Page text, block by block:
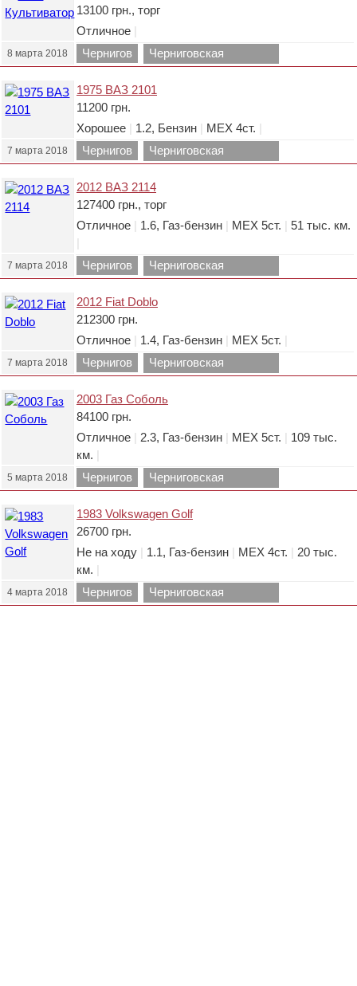
13100 грн., торг
Отличное
8 марта 2018 Чернигов
Черниговская
область.
1975 ВАЗ 2101
11200 грн.
Хорошее
1.2, Бензин МЕХ 4ст.
7 марта 2018 Чернигов
Черниговская
область.
2012 ВАЗ 2114
127400 грн., торг
Отличное
1.6, Газ-бензин МЕХ 5ст.
51 тыс. км.
7 марта 2018 Чернигов
Черниговская
область.
2012 Fiat Doblo
212300 грн.
Отличное
1.4, Газ-бензин МЕХ 5ст.
7 марта 2018 Чернигов
Черниговская
область.
2003 Газ Соболь
84100 грн.
Отличное
2.3, Газ-бензин МЕХ 5ст.
109 тыс.
км.
5 марта 2018 Чернигов
Черниговская
область.
1983 Volkswagen Golf
26700 грн.
Не на ходу
1.1, Газ-бензин МЕХ 4ст.
20 тыс.
км.
4 марта 2018 Чернигов
Черниговская
область.